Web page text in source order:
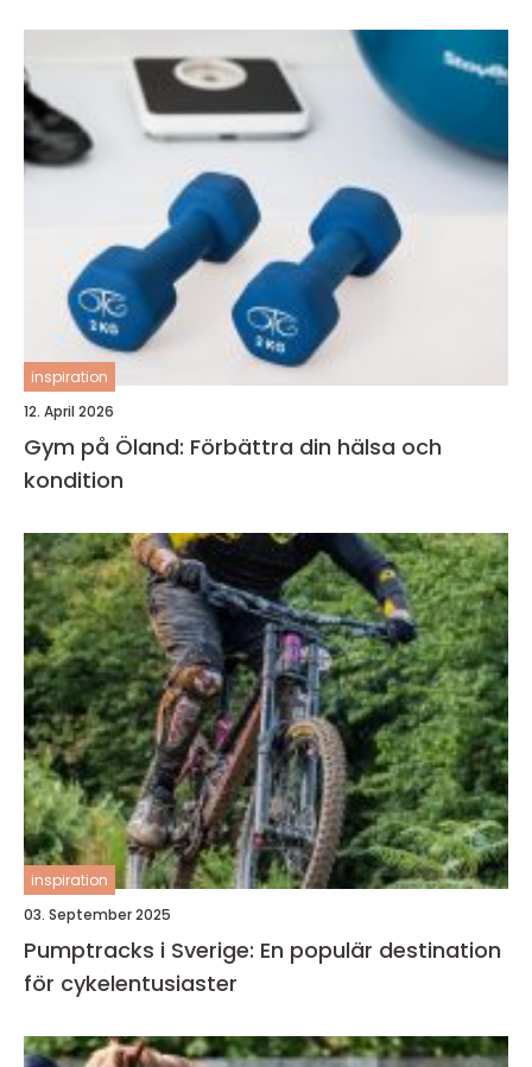
inspiration
12. April 2026
Gym på Öland: Förbättra din hälsa och
kondition
inspiration
03. September 2025
Pumptracks i Sverige: En populär destination
för cykelentusiaster